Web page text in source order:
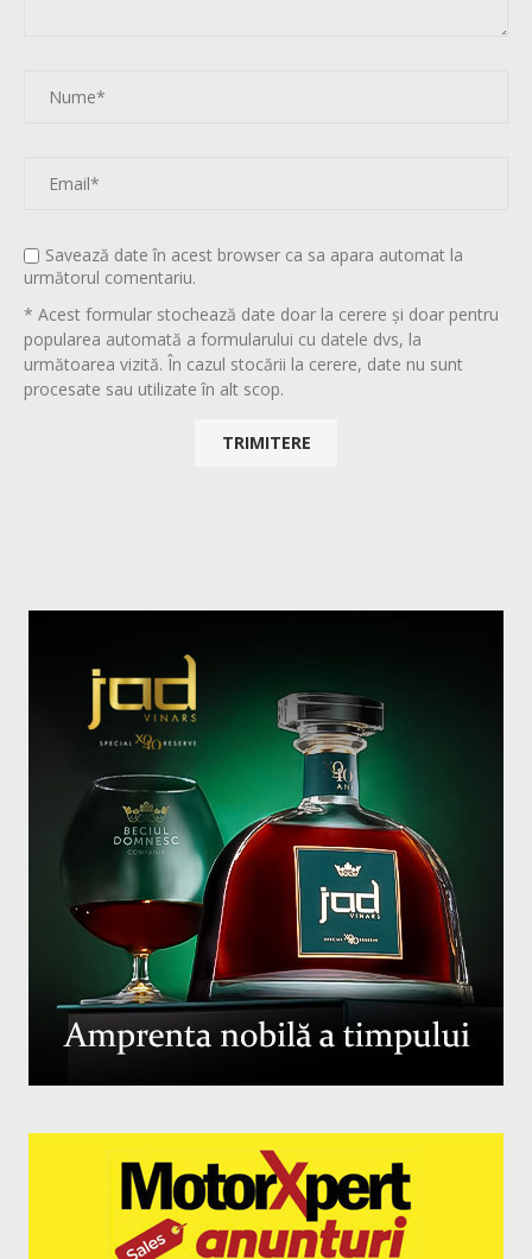
Savează date în acest browser ca sa apara automat la
următorul comentariu.
* Acest formular stochează date doar la cerere și doar pentru
popularea automată a formularului cu datele dvs, la
următoarea vizită. În cazul stocării la cerere, date nu sunt
procesate sau utilizate în alt scop.